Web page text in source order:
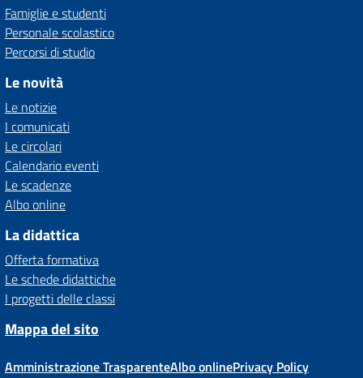
Famiglie e studenti
Personale scolastico
Percorsi di studio
Le novità
Le notizie
I comunicati
Le circolari
Calendario eventi
Le scadenze
Albo online
La didattica
Offerta formativa
Le schede didattiche
I progetti delle classi
Mappa del sito
Amministrazione TrasparenteAlbo onlinePrivacy Policy